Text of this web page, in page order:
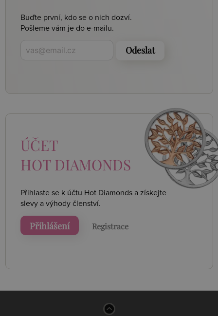
Buďte první, kdo se o nich dozví.
Pošleme vám je do e-mailu.
Odeslat
ÚČET
HOT DIAMONDS
Přihlaste se k účtu Hot Diamonds a získejte
slevy a výhody členství.
Přihlášení Registrace